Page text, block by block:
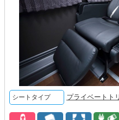
シートタイプ プライベートト